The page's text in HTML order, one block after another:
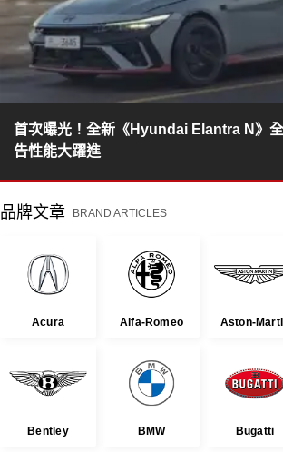
首次曝光！全新《Hyundai Elantra N》
告性能大躍進
品牌文章 BRAND ARTICLES
Acura Alfa-Romeo Aston-
Bentley BMW Bugatti